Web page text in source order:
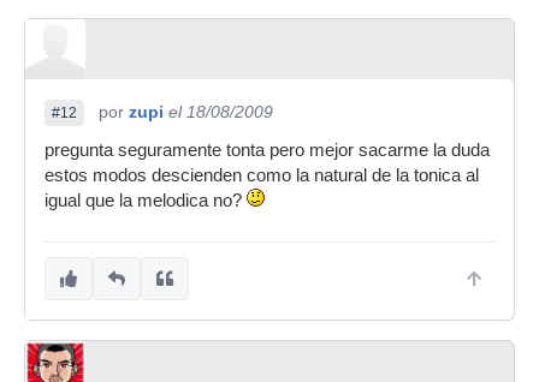
#12 por zupi el 18/08/2009
pregunta seguramente tonta pero mejor sacarme la duda
estos modos descienden como la natural de la tonica al
igual que la melodica no?